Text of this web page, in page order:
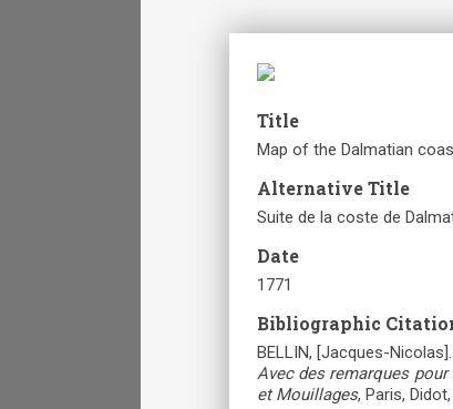
Title
Map of the Dalmatian
Alternative Title
Suite de la coste de
Date
1771
Bibliographic
BELLIN, [Jacques-Nicolas].
Avec des remarques
et Mouillages, Paris,